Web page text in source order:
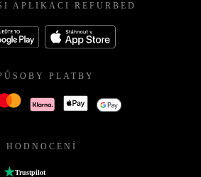
APLIKACI REFURBED
PLATBY
HODNOCENÍ
Trustpilot